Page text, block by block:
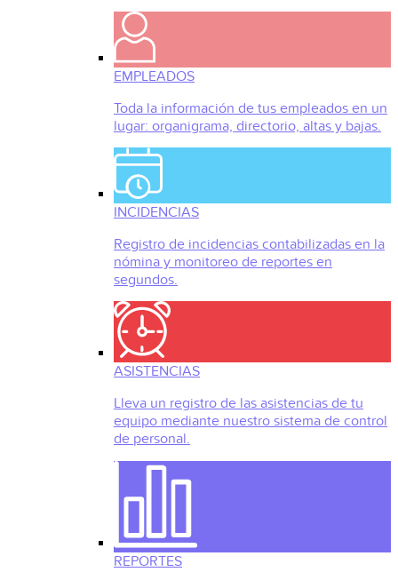
EMPLEADOS
Toda la información de tus empleados en un
lugar: organigrama, directorio, altas y bajas.
INCIDENCIAS
Registro de incidencias contabilizadas en la
nómina y monitoreo de reportes en
segundos.
ASISTENCIAS
Lleva un registro de las asistencias de tu
equipo mediante nuestro sistema de control
de personal.
REPORTES